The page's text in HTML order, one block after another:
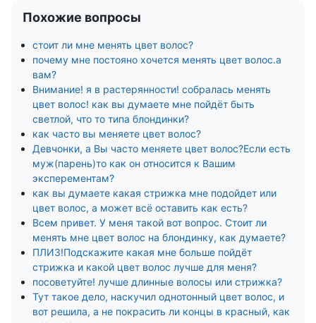
Похожие вопросы
стоит ли мне менять цвет волос?
почему мне постояно хочется менять цвет волос.а
вам?
Внимание! я в растерянности! собралась менять
цвет волос! как вы думаете мне пойдёт быть
светлой, что то типа блондинки?
как часто вы меняете цвет волос?
Девчонки, а Вы часто меняете цвет волос?Если есть
муж(парень)то как он относится к Вашим
эксперементам?
как вы думаете какая стрижка мне подойдет или
цвет волос, а может всё оставить как есть?
Всем привет. У меня такой вот вопрос. Стоит ли
менять мне цвет волос на блондинку, как думаете?
ПЛИЗ!Подскажите какая мне больше пойдёт
стрижка и какой цвет волос лучше для меня?
посоветуйте! лучше длинные волосы или стрижка?
Тут такое дело, наскучил однотонный цвет волос, и
вот решила, а не покрасить ли концы в красный, как